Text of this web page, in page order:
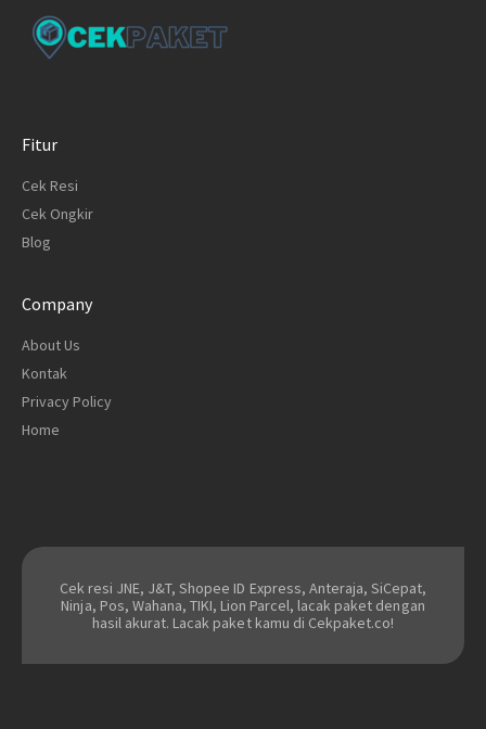
Fitur
Cek Resi
Cek Ongkir
Blog
Company
About Us
Kontak
Privacy Policy
Home
Cek resi JNE, J&T, Shopee ID Express, Anteraja, SiCepat,
Ninja, Pos, Wahana, TIKI, Lion Parcel, lacak paket dengan
hasil akurat. Lacak paket kamu di Cekpaket.co!